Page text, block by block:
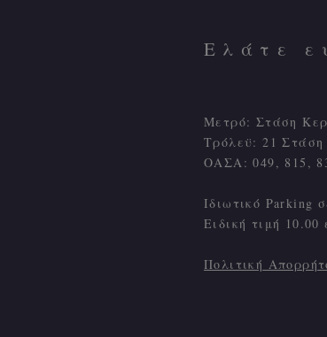
Ελάτε
Μετρό: Στάση
Τρόλεϋ: 21
ΟΑΣΑ: 049, 815,
Ιδιωτικό Parking
Ειδική τιμή
Πολιτική